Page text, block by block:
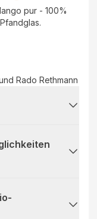
pur - 100%
Rado Rethmann